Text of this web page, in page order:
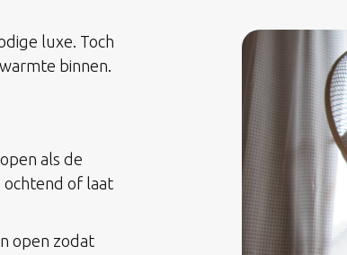
luxe. Toch
binnen.
als de
ochtend of laat
open zodat